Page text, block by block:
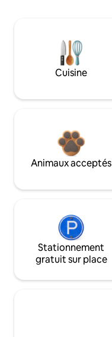
Cuisine
Animaux acceptés
Stationnement
gratuit sur place